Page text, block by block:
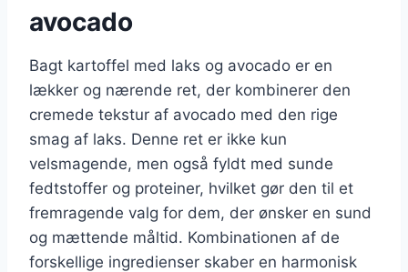
avocado
Bagt kartoffel med laks og avocado er en
lækker og nærende ret, der kombinerer den
cremede tekstur af avocado med den rige
smag af laks. Denne ret er ikke kun
velsmagende, men også fyldt med sunde
fedtstoffer og proteiner, hvilket gør den til et
fremragende valg for dem, der ønsker en sund
og mættende måltid. Kombinationen af de
forskellige ingredienser skaber en harmonisk